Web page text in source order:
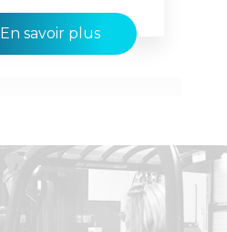
En savoir plus